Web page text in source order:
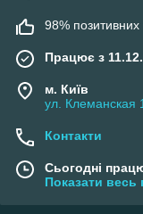
98% позитивних
Працює з
м. Київ
ул. Клеманская
Контакти
Сьогодні
Показати весь